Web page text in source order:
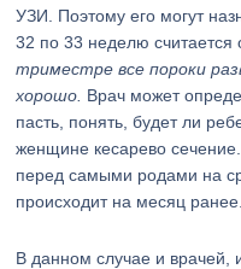
УЗИ. Поэтому его могут
32 по 33 неделю
триместре все пороки
хорошо. Врач может
пасть, понять, будет ли
женщине кесарево
перед самыми родами на
происходит на месяц ранее.
В данном случае и врачей,